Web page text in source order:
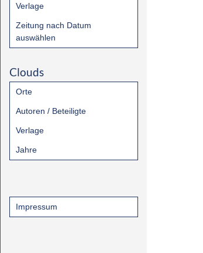
Verlage
Zeitung nach Datum
auswählen
Clouds
Orte
Autoren / Beteiligte
Verlage
Jahre
Impressum